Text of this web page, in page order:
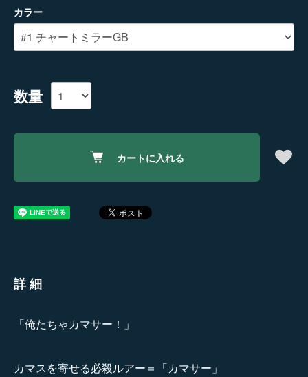
カラー
数量
カートに入れる
詳細
「俺たちゃカマサー！」
カマスを寄せる必殺ルアー＝「カマサー」